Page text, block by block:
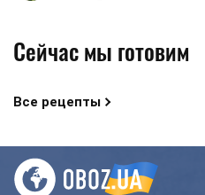
Сейчас мы готовим
Все рецепты